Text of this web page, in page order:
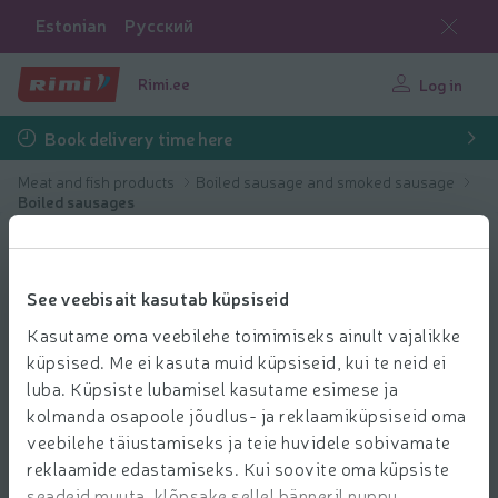
See veebisait kasutab küpsiseid
Kasutame oma veebilehe toimimiseks ainult vajalikke
küpsised. Me ei kasuta muid küpsiseid, kui te neid ei
luba. Küpsiste lubamisel kasutame esimese ja
kolmanda osapoole jõudlus- ja reklaamiküpsiseid oma
veebilehe täiustamiseks ja teie huvidele sobivamate
reklaamide edastamiseks. Kui soovite oma küpsiste
Estonian Русский
Rimi.ee Log in
Book delivery time here
Meat and fish products
Boiled sausage and smoked sausage
Boiled sausages